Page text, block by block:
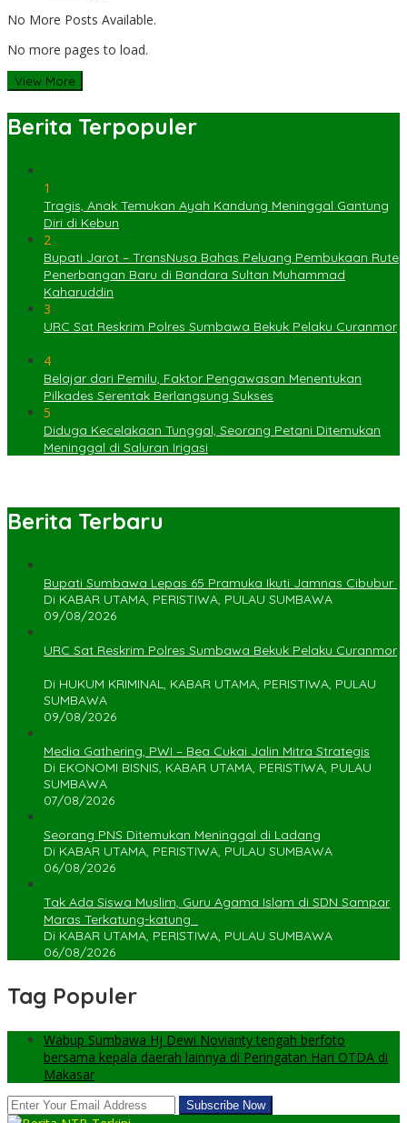
No More Posts Available.
No more pages to load.
View More
Berita Terpopuler
1
Tragis, Anak Temukan Ayah Kandung Meninggal Gantung
Diri di Kebun
2
Bupati Jarot – TransNusa Bahas Peluang Pembukaan Rute
Penerbangan Baru di Bandara Sultan Muhammad
Kaharuddin
3
URC Sat Reskrim Polres Sumbawa Bekuk Pelaku Curanmor
4
Belajar dari Pemilu, Faktor Pengawasan Menentukan
Pilkades Serentak Berlangsung Sukses
5
Diduga Kecelakaan Tunggal, Seorang Petani Ditemukan
Meninggal di Saluran Irigasi
Berita Terbaru
Bupati Sumbawa Lepas 65 Pramuka Ikuti Jamnas Cibubur ‎
Di KABAR UTAMA, PERISTIWA, PULAU SUMBAWA
09/08/2026
URC Sat Reskrim Polres Sumbawa Bekuk Pelaku Curanmor
Di HUKUM KRIMINAL, KABAR UTAMA, PERISTIWA, PULAU
SUMBAWA
09/08/2026
Media Gathering, PWI – Bea Cukai Jalin Mitra Strategis
Di EKONOMI BISNIS, KABAR UTAMA, PERISTIWA, PULAU
SUMBAWA
07/08/2026
Seorang PNS Ditemukan Meninggal di Ladang
Di KABAR UTAMA, PERISTIWA, PULAU SUMBAWA
06/08/2026
Tak Ada Siswa Muslim, Guru Agama Islam di SDN Sampar
Maras Terkatung-katung ‎
Di KABAR UTAMA, PERISTIWA, PULAU SUMBAWA
06/08/2026
Tag Populer
Wabup Sumbawa Hj Dewi Novianty tengah berfoto
bersama kepala daerah lainnya di Peringatan Hari OTDA di
Makasar